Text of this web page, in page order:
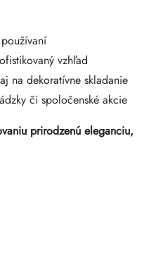
vzhľad
na dekoratívne skladanie
či spoločenské akcie
prirodzenú eleganciu,